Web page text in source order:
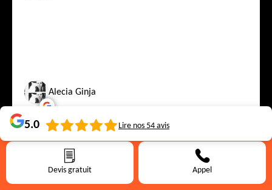
Devis gratuit Appel
Alecia Ginja
Travail bien effectué, patron sur les chantiers équipe très pro et
sympathique
5.0 Lire nos 54 avis